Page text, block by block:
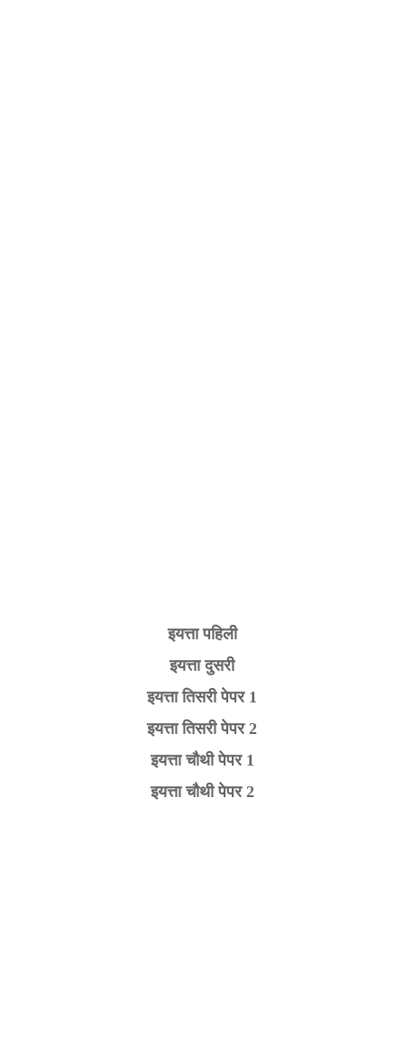
इयत्ता पहिली
इयत्ता दुसरी
इयत्ता तिसरी पेपर 1
इयत्ता तिसरी पेपर 2
इयत्ता चौथी पेपर 1
इयत्ता चौथी पेपर 2